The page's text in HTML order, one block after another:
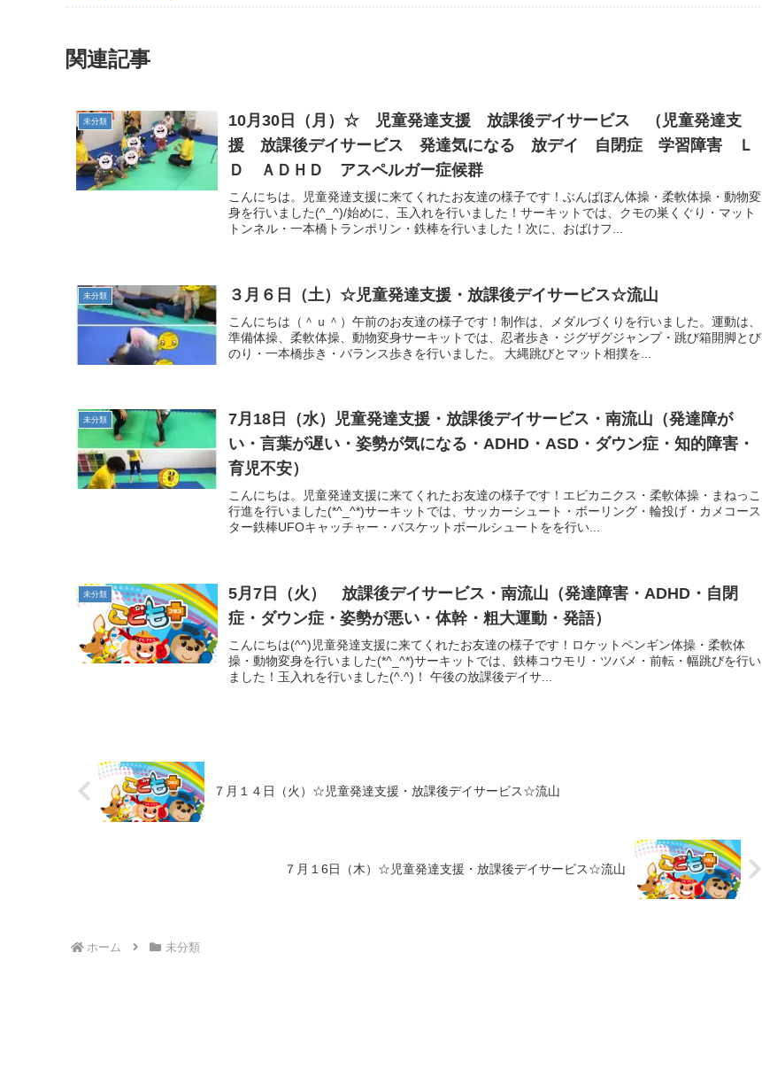
関連記事
未分類
10月30日（月）☆ 児童発達支援 放課後デイサービス （児童発達支
援 放課後デイサービス 発達気になる 放デイ 自閉症 学習障害 Ｌ
Ｄ ＡＤＨＤ アスペルガー症候群
こんにちは。児童発達支援に来てくれたお友達の様子です！ぶんばぼん体操・柔軟体操・動物変
身を行いました(^_^)/始めに、玉入れを行いました！サーキットでは、クモの巣くぐり・マット
トンネル・一本橋トランポリン・鉄棒を行いました！次に、おばけフ...
未分類 ３月６日（土）☆児童発達支援・放課後デイサービス☆流山
こんにちは（＾ｕ＾）午前のお友達の様子です！制作は、メダルづくりを行いました。運動は、
準備体操、柔軟体操、動物変身サーキットでは、忍者歩き・ジグザグジャンプ・跳び箱開脚とび
のり・一本橋歩き・バランス歩きを行いました。 大縄跳びとマット相撲を...
未分類
7月18日（水）児童発達支援・放課後デイサービス・南流山（発達障が
い・言葉が遅い・姿勢が気になる・ADHD・ASD・ダウン症・知的障害・
育児不安）
こんにちは。児童発達支援に来てくれたお友達の様子です！エビカニクス・柔軟体操・まねっこ
行進を行いました(*^_^*)サーキットでは、サッカーシュート・ボーリング・輪投げ・カメコース
ター鉄棒UFOキャッチャー・バスケットボールシュートをを行い...
未分類
5月7日（火） 放課後デイサービス・南流山（発達障害・ADHD・自閉
症・ダウン症・姿勢が悪い・体幹・粗大運動・発語）
こんにちは(^^)児童発達支援に来てくれたお友達の様子です！ロケットペンギン体操・柔軟体
操・動物変身を行いました(*^_^*)サーキットでは、鉄棒コウモリ・ツバメ・前転・幅跳びを行い
ました！玉入れを行いました(^.^)！ 午後の放課後デイサ...
７月１４日（火）☆児童発達支援・放課後デイサービス☆流山
７月１6日（木）☆児童発達支援・放課後デイサービス☆流山
ホーム 未分類